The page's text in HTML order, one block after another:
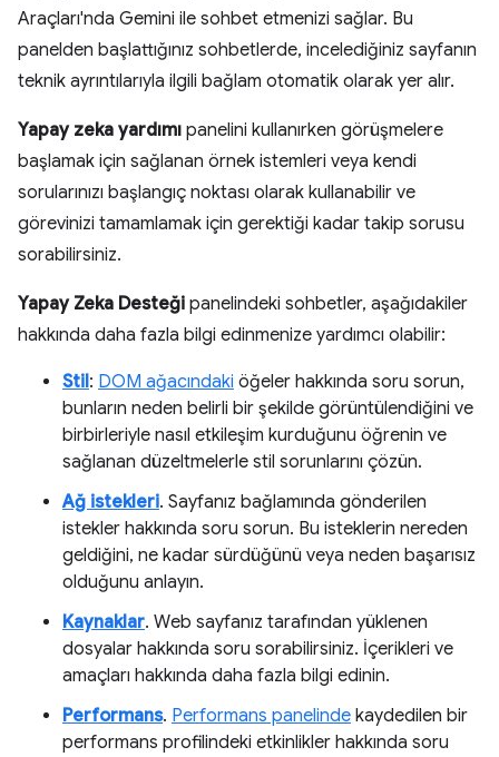
Araçları'nda Gemini ile sohbet etmenizi sağlar. Bu
panelden başlattığınız sohbetlerde, incelediğiniz sayfanın
teknik ayrıntılarıyla ilgili bağlam otomatik olarak yer alır.
Yapay zeka yardımı panelini kullanırken görüşmelere
başlamak için sağlanan örnek istemleri veya kendi
sorularınızı başlangıç noktası olarak kullanabilir ve
görevinizi tamamlamak için gerektiği kadar takip sorusu
sorabilirsiniz.
Yapay Zeka Desteği panelindeki sohbetler, aşağıdakiler
hakkında daha fazla bilgi edinmenize yardımcı olabilir:
Stil: DOM ağacındaki öğeler hakkında soru sorun,
bunların neden belirli bir şekilde görüntülendiğini ve
birbirleriyle nasıl etkileşim kurduğunu öğrenin ve
sağlanan düzeltmelerle stil sorunlarını çözün.
Ağ istekleri. Sayfanız bağlamında gönderilen
istekler hakkında soru sorun. Bu isteklerin nereden
geldiğini, ne kadar sürdüğünü veya neden başarısız
olduğunu anlayın.
Kaynaklar. Web sayfanız tarafından yüklenen
dosyalar hakkında soru sorabilirsiniz. İçerikleri ve
amaçları hakkında daha fazla bilgi edinin.
Performans. Performans panelinde kaydedilen bir
performans profilindeki etkinlikler hakkında soru